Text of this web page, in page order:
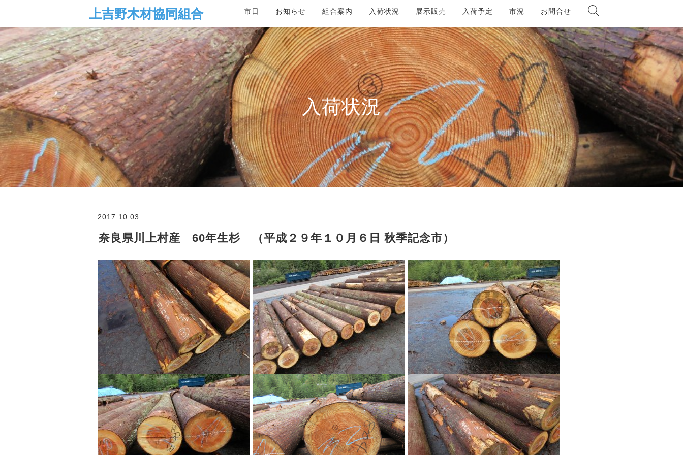
市日 お知らせ 組合案内 入荷状況 展示販売 入荷予定 市況 お問合せ
入荷状況
2017.10.03
奈良県川上村産 60年生杉 （平成２９年１０月６日 秋季記念市）